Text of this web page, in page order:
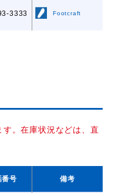
3333 Footcraft
。在庫状況などは、直
番号 備考